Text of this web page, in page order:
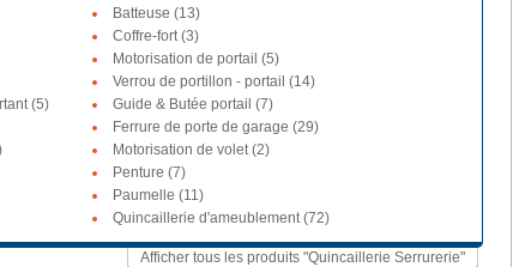
Batteuse (13)
Coffre-fort (3)
Motorisation de portail (5)
Verrou de portillon - portail (14)
(5)
Guide & Butée portail (7)
Ferrure de porte de garage (29)
Motorisation de volet (2)
Penture (7)
Paumelle (11)
Quincaillerie d'ameublement (72)
Afficher tous les produits "Quincaillerie Serrurerie"